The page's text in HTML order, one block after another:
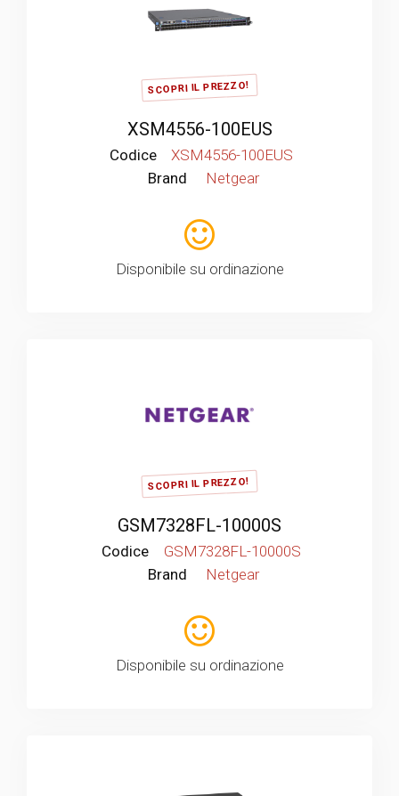
SCOPRI IL PREZZO!
XSM4556-100EUS
Codice
XSM4556-100EUS
Brand
Netgear
Disponibile su ordinazione
SCOPRI IL PREZZO!
GSM7328FL-10000S
Codice
GSM7328FL-10000S
Brand
Netgear
Disponibile su ordinazione